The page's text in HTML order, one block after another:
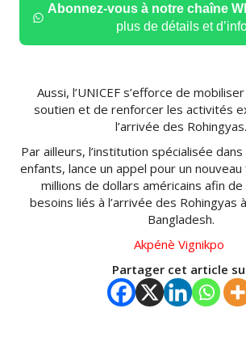
Abonnez-vous à notre chaîne
plus de détails et
Aussi, l’UNICEF s’efforce de
soutien et de renforcer les activités
l’arrivée des Rohingyas.
Par ailleurs, l’institution spécialisée
enfants, lance un appel pour un
millions de dollars américains afin
besoins liés à l’arrivée des Rohingyas à
Bangladesh.
Akpénè Vignikpo
Partager cet article